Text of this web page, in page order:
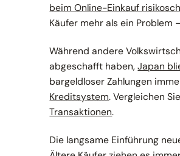
beim Online-Einkauf
Käufer mehr als ein
Während andere
abgeschafft haben,Japan
bargeldloser Zahlungen
Kreditsystem. Vergleichen
Transaktionen.
Die langsame Einführung